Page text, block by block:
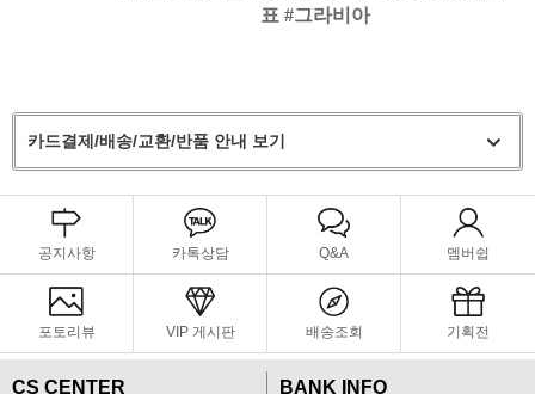
표 #그라비아
카드결제/배송/교환/반품 안내 보기
공지사항 카톡상담 Q&A 멤버쉽
포토리뷰 VIP 게시판 배송조회 기획전
CS CENTER BANK INFO